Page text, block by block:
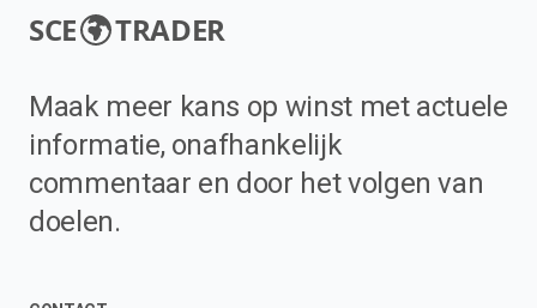
SCE TRADER
Maak meer kans op winst met actuele
informatie, onafhankelijk
commentaar en door het volgen van
doelen.